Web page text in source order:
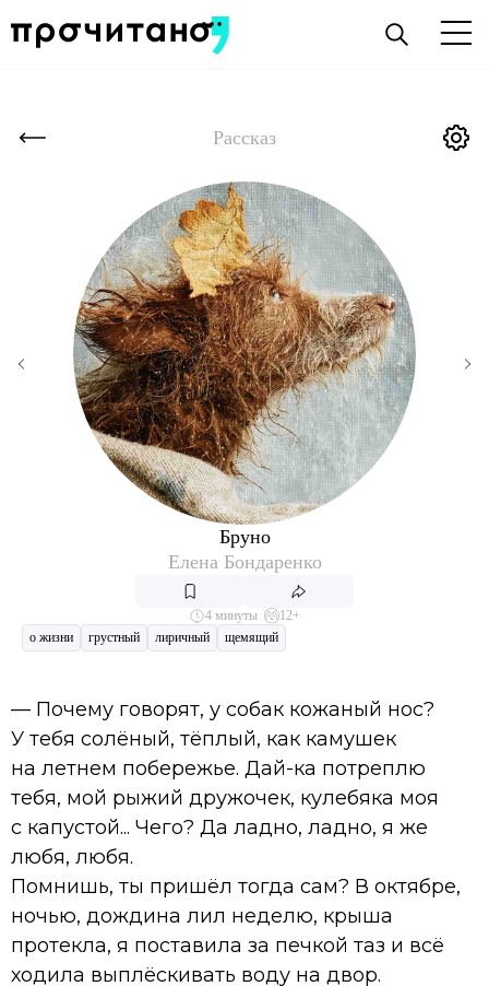
Рассказ
Бруно
Елена Бондаренко
4 минуты
12+
о жизни
грустный лиричный щемящий
— Почему говорят, у собак кожаный нос?
У тебя солёный, тёплый, как камушек
на летнем побережье. Дай-ка потреплю
тебя, мой рыжий дружочек, кулебяка моя
с капустой... Чего? Да ладно, ладно, я же
любя, любя.
Помнишь, ты пришёл тогда сам? В октябре,
ночью, дождина лил неделю, крыша
протекла, я поставила за печкой таз и всё
ходила выплёскивать воду на двор.